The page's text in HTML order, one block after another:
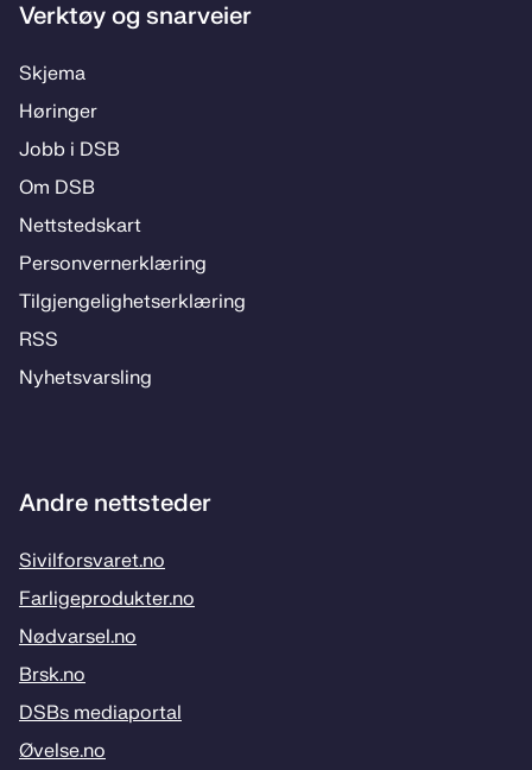
Verktøy og snarveier
Skje­­ma
Hø­rin­­ger
Jobb i DSB
Om DSB
Nett­steds­­kart
Per­­son­ver­n­er­klæ­­ring
Til­­­gjen­­ge­­lig­hets­­er­klæ­­ring
RSS
Ny­hets­­vars­­ling
Andre nettsteder
Sivilforsvaret.no
Farligeprodukter.no
Nødvarsel.no
Brsk.no
DSBs mediaportal
Øvelse.no